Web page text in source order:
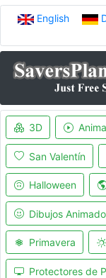
English
3D
San Valentín
Halloween
Dibujos
Primavera
Protectores de